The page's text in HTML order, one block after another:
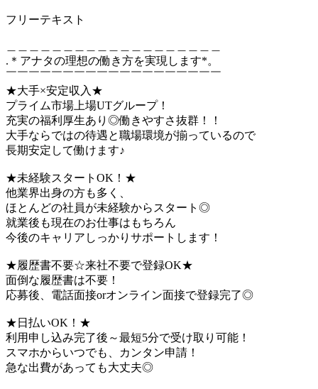
フリーテキスト
.＊アナタの理想の働き方を実現します*。
￣￣￣￣￣￣￣￣￣￣￣￣￣￣￣￣￣￣￣
★大手×安定収入★
プライム市場上場UTグループ！
充実の福利厚生あり◎働きやすさ抜群！！
大手ならではの待遇と職場環境が揃っているので
長期安定して働けます♪
★未経験スタートOK！★
他業界出身の方も多く、
ほとんどの社員が未経験からスタート◎
就業後も現在のお仕事はもちろん
今後のキャリアしっかりサポートします！
★履歴書不要☆来社不要で登録OK★
面倒な履歴書は不要！
応募後、電話面接orオンライン面接で登録完了◎
★日払いOK！★
利用申し込み完了後～最短5分で受け取り可能！
スマホからいつでも、カンタン申請！
急な出費があっても大丈夫◎